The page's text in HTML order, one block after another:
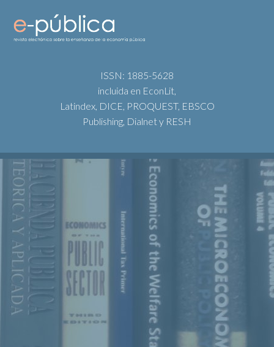
ISSN: 1885-5628
incluida en EconLit,
Latindex, DICE, PROQUEST, EBSCO
Publishing, Dialnet y RESH